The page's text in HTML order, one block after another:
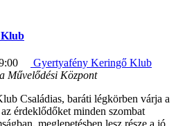
Klub
Gyertyafény Keringő Klub
Művelődési Központ
Családias, baráti légkörben várja a
érdeklődőket minden szombat